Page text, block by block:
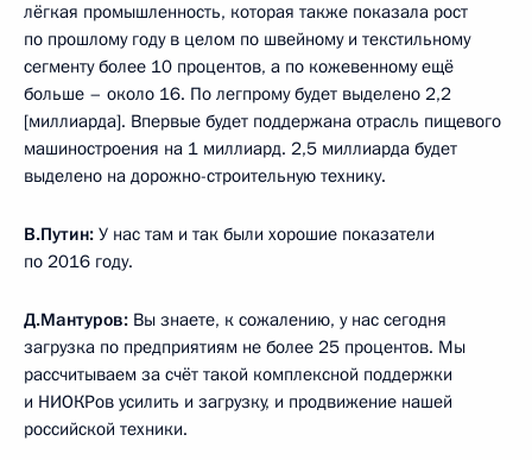
лёгкая промышленность, которая также показала рост
по прошлому году в целом по швейному и текстильному
сегменту более 10 процентов, а по кожевенному ещё
больше – около 16. По легпрому будет выделено 2,2
[миллиарда]. Впервые будет поддержана отрасль пищевого
машиностроения на 1 миллиард. 2,5 миллиарда будет
выделено на дорожно-строительную технику.
В.Путин: У нас там и так были хорошие показатели
по 2016 году.
Д.Мантуров: Вы знаете, к сожалению, у нас сегодня
загрузка по предприятиям не более 25 процентов. Мы
рассчитываем за счёт такой комплексной поддержки
и НИОКРов усилить и загрузку, и продвижение нашей
российской техники.